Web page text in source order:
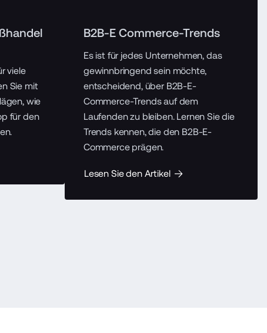
viele
Sie mit
wie
für den
B2B-E Commerce-Trends
Es ist für jedes Unternehmen, das
gewinnbringend sein möchte,
entscheidend, über B2B-E-
Commerce-Trends auf dem
Laufenden zu bleiben. Lernen Sie die
Trends kennen, die den B2B-E-
Commerce prägen.
Lesen Sie den Artikel